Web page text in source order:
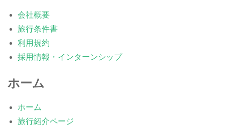
会社概要
旅行条件書
利用規約
採用情報・インターンシップ
ホーム
ホーム
旅行紹介ページ